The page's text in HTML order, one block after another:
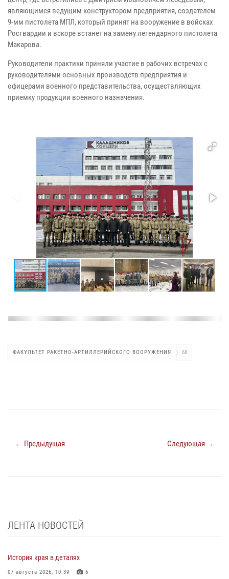
являющимся ведущим конструктором предприятия, создателем
9-мм пистолета МПЛ, который принят на вооружение в войсках
Росгвардии и вскоре встанет на замену легендарного пистолета
Макарова.
Руководители практики приняли участие в рабочих встречах с
руководителями основных производств предприятия и
офицерами военного представительства, осуществляющих
приемку продукции военного назначения.
ФАКУЛЬТЕТ РАКЕТНО-АРТИЛЛЕРИЙСКОГО ВООРУЖЕНИЯ 68
← Предыдущая Следующая →
ЛЕНТА НОВОСТЕЙ
История края в деталях
07 августа 2026, 10:39 6